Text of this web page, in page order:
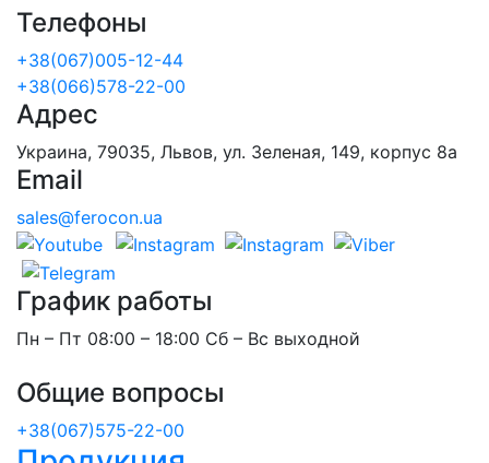
Телефоны
+38(067)005-12-44
+38(066)578-22-00
Адрес
Украина, 79035, Львов, ул. Зеленая, 149, корпус 8а
Email
sales@ferocon.ua
График работы
Пн – Пт 08:00 – 18:00 Сб – Вс выходной
Общие вопросы
+38(067)575-22-00